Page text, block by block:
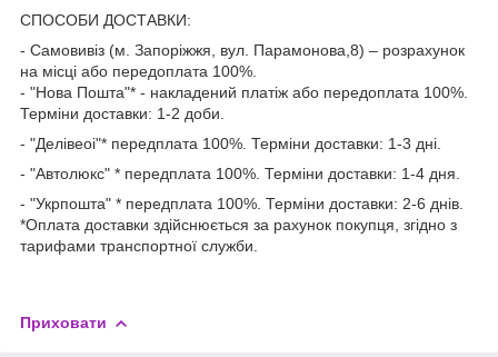
СПОСОБИ ДОСТАВКИ:
- Самовивіз (м. Запоріжжя, вул. Парамонова,8) – розрахунок
на місці або передоплата 100%.
- "Нова Пошта"* - накладений платіж або передоплата 100%.
Терміни доставки: 1-2 доби.
- "Делівеоі"* передплата 100%. Терміни доставки: 1-3 дні.
- "Автолюкс" * передплата 100%. Терміни доставки: 1-4 дня.
- "Укрпошта" * передплата 100%. Терміни доставки: 2-6 днів.
*Оплата доставки здійснюється за рахунок покупця, згідно з
тарифами транспортної служби.
Приховати